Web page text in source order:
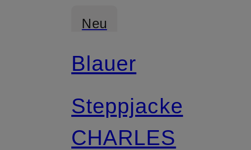
Neu
Blauer
Steppjacke
CHARLES